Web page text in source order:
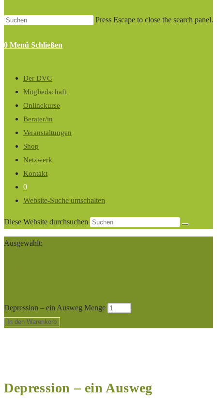
Press Escape to close the search panel.
0 Menü Schließen
Der DVG
Mitgliedschaft
Onlinekurse
Berater/in
Veranstaltungen
Shop
Netzwerk
Kontakt
0
Website-Suche umschalten
Diese Website durchsuchen
Ausgewählt:
Depression – ein Ausweg Menge
In den Warenkorb
Depression – ein Ausweg